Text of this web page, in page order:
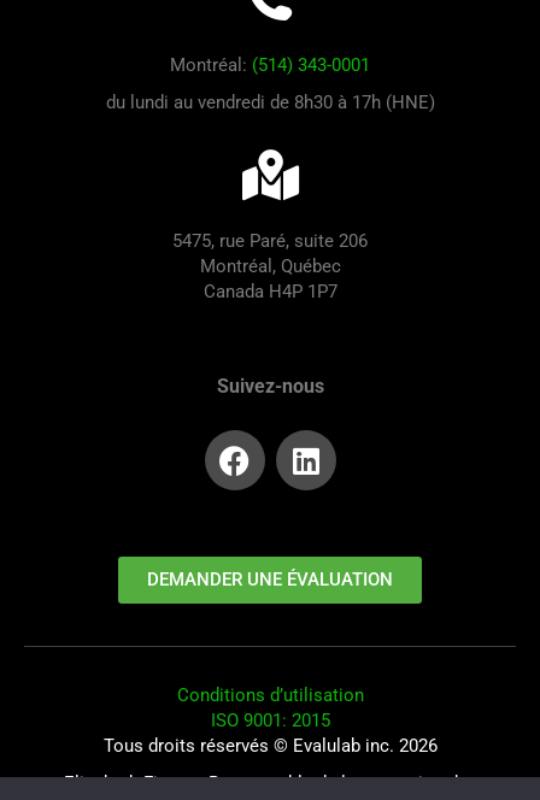
Montréal: (514) 343-0001
du lundi au vendredi de 8h30 à 17h (HNE)
5475, rue Paré, suite 206
Montréal, Québec
Canada H4P 1P7
Suivez-nous
DEMANDER UNE ÉVALUATION
Conditions d’utilisation
ISO 9001: 2015
Tous droits réservés © Evalulab inc. 2026
Elisabeth Fiquet : Responsable de la protection des